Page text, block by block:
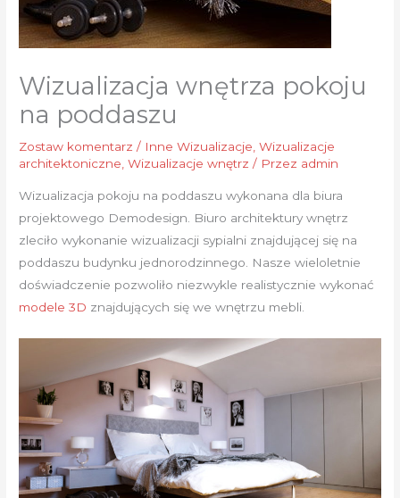
Wizualizacja wnętrza pokoju
na poddaszu
Zostaw komentarz / Inne Wizualizacje,Wizualizacje
architektoniczne,Wizualizacje wnętrz / Przez admin
Wizualizacja pokoju na poddaszu wykonana dla biura
projektowego Demodesign. Biuro architektury wnętrz
zleciło wykonanie wizualizacji sypialni znajdującej się na
poddaszu budynku jednorodzinnego. Nasze wieloletnie
doświadczenie pozwoliło niezwykle realistycznie wykonać
modele 3D znajdujących się we wnętrzu mebli.